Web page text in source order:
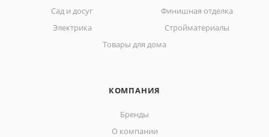
Сад и досуг
Финишная отделка
Электрика
Стройматериалы
Товары для дома
КОМПАНИЯ
Бренды
О компании